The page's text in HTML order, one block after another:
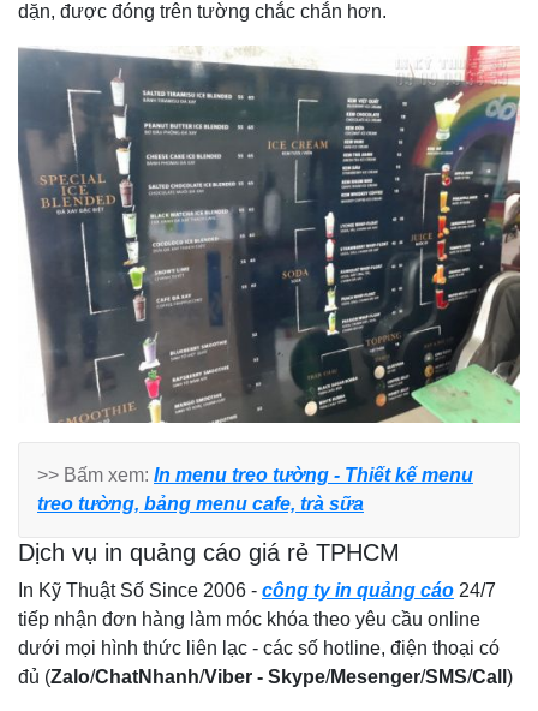
dặn, được đóng trên tường chắc chắn hơn.
>> Bấm xem: In menu treo tường - Thiết kế menu
treo tường, bảng menu cafe, trà sữa
Dịch vụ in quảng cáo giá rẻ TPHCM
In Kỹ Thuật Số Since 2006 - công ty in quảng cáo 24/7
tiếp nhận đơn hàng làm móc khóa theo yêu cầu online
dưới mọi hình thức liên lạc - các số hotline, điện thoại có
đủ (Zalo/ChatNhanh/Viber - Skype/Mesenger/SMS/Call )